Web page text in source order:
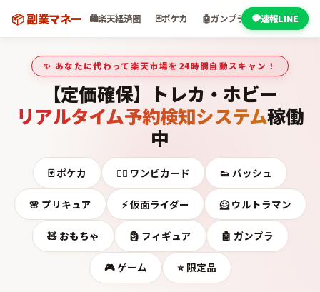
📦 副業マネー 🛍️楽天経済圏 🃏ポケカ 🤖ガンプラ 🏴‍☠️ワンピカー
速報LINE
✨ あなたに代わって楽天市場を24時間自動スキャン！
【定価確保】トレカ・ホビー
リアルタイム予約検知システム稼働
中
🃏 ポケカ 🏴‍☠️ ワンピカード 👟 バッシュ
🌸 プリキュア ⚡ 仮面ライダー 🦸 ウルトラマン
🧸 おもちゃ 🗿 フィギュア 🤖 ガンプラ
🎮 ゲーム ⭐ 限定品